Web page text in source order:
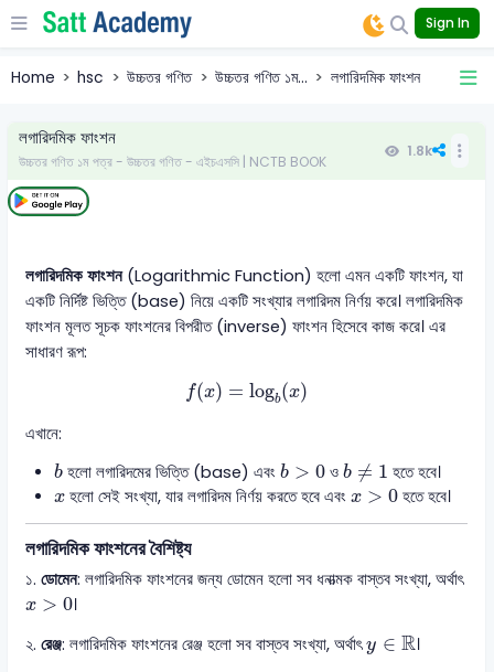
Sign In
Home hsc উচ্চতর গণিত উচ্চতর গণিত ১ম... লগারিদমিক ফাংশন
লগারিদমিক ফাংশন
উচ্চতর গণিত ১ম পত্র - উচ্চতর গণিত - এইচএসসি | NCTB BOOK
1.8k
লগারিদমিক ফাংশন(Logarithmic Function) হলো এমন একটি ফাংশন, যা
একটি নির্দিষ্ট ভিত্তি (base) নিয়ে একটি সংখ্যার লগারিদম নির্ণয় করে। লগারিদমিক
ফাংশন মূলত সূচক ফাংশনের বিপরীত (inverse) ফাংশন হিসেবে কাজ করে। এর
সাধারণ রূপ:
f(x) = logb(x)
f(x) logb (x)
এখানে:
b
bহলো লগারিদমের ভিত্তি (base) এবং b > 0
b >0 ওb ≠ 1
b ≠1 হতে হবে।
x
xহলো সেই সংখ্যা, যার লগারিদম নির্ণয় করতে হবে এবং x > 0
x>0 হতে হবে।
লগারিদমিক ফাংশনের বৈশিষ্ট্য
১.ডোমেন: লগারিদমিক ফাংশনের জন্য ডোমেন হলো সব ধনাত্মক বাস্তব সংখ্যা, অর্থাৎ
x > 0
x>0
।
২.রেঞ্জ: লগারিদমিক ফাংশনের রেঞ্জ হলো সব বাস্তব সংখ্যা, অর্থাৎy ∈ R
y ∈ R ।